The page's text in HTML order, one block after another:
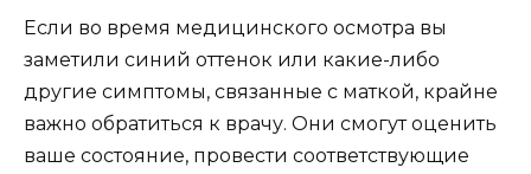
Если во время медицинского осмотра вы
заметили синий оттенок или какие-либо
другие симптомы, связанные с маткой, крайне
важно обратиться к врачу. Они смогут оценить
ваше состояние, провести соответствующие